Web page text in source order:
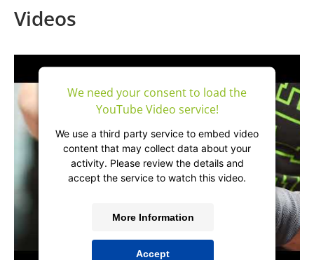
Videos
We need your consent to load the
YouTube Video service!
We use a third party service to embed video
content that may collect data about your
activity. Please review the details and
accept the service to watch this video.
More Information
Accept